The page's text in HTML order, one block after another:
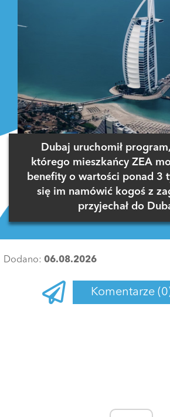
Dubaj uruchomił
którego mieszkańcy ZEA
benefity o wartości ponad 3
się im namówić kogoś z
przyjechał do
Dodano: 06.08.2026
Komentarze